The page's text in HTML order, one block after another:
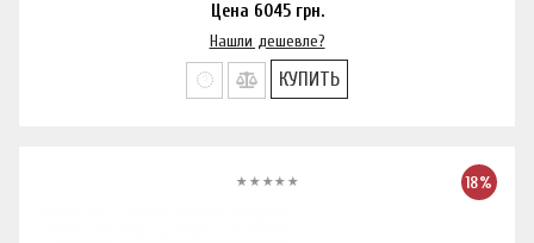
Цена 6045грн.
Нашли дешевле?
КУПИТЬ
18%